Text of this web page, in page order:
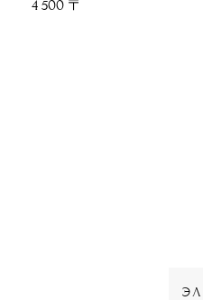
4 500 〒